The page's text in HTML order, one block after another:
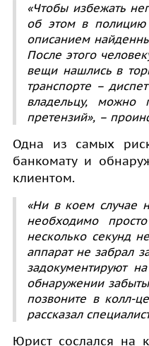
«Чтобы избежать
об этом в полицию
описанием
После этого
вещи нашлись в
транспорте –
владельцу, можно
претензий», –
Одна из самых
банкомату и
клиентом.
«Ни в коем случае
необходимо
несколько секунд
аппарат не забрал
задокументируют
обнаружении
позвоните в колл-
рассказал
Юрист сослался на